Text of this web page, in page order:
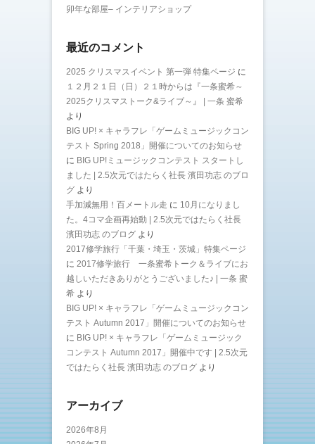
卯年な部屋– インテリアショップ
最近のコメント
2025 クリスマスイベント 第一弾 特集ページ に
１２月２１日（日）２１時からは『一条蜜希～
2025クリスマストーク&ライブ～』 | 一条 蜜希
より
BIG UP! × キャラフレ「ゲームミュージックコン
テスト Spring 2018」開催についてのお知らせ
に BIG UP!ミュージックコンテスト スタートし
ました | 2.5次元ではたらく社長 濱田功志 のブロ
グ より
手加減無用！百メートル走 に 10月になりまし
た。4コマ企画再始動 | 2.5次元ではたらく社長
濱田功志 のブログ より
2017修学旅行「千葉・埼玉・茨城」特集ページ
に 2017修学旅行 一条蜜希トーク＆ライブにお
越しいただきありがとうございました♪ | 一条 蜜
希 より
BIG UP! × キャラフレ「ゲームミュージックコン
テスト Autumn 2017」開催についてのお知らせ
に BIG UP! × キャラフレ「ゲームミュージック
コンテスト Autumn 2017」開催中です | 2.5次元
ではたらく社長 濱田功志 のブログ より
アーカイブ
2026年8月